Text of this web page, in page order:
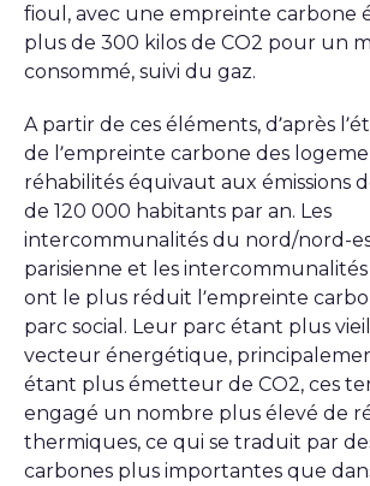
fioul, avec une empreinte carbone
plus de 300 kilos de CO2 pour un
consommé, suivi du gaz.
A partir de ces éléments, d’après
de l’empreinte carbone des
réhabilités équivaut aux émissions
de 120 000 habitants par an. Les
intercommunalités du nord/nord-
parisienne et les
ont le plus réduit l’empreinte
parc social. Leur parc étant plus
vecteur énergétique,
étant plus émetteur de CO2, ces
engagé un nombre plus élevé de
thermiques, ce qui se traduit par
carbones plus importantes que